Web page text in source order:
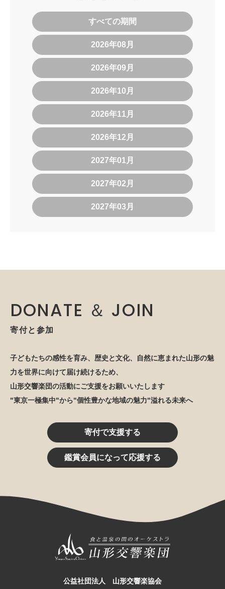
すべての期間
2026年08月
2026年09月
2026年10月
2026年11月
2026年12月
2027年01月
2027年02月
2027年03月
DONATE ＆ JOIN
寄付と参加
子どもたちの感性を育み、歴史と文化、自然に恵まれた山形の魅
力を世界に向けて届け続けるため、
山形交響楽団の活動にご支援をお願いいたします
"東京一極集中"から"個性豊かな地域の魅力"溢れる未来へ
寄付で支援する
鑑賞会員になって応援する
公益社団法人 山形交響楽協会